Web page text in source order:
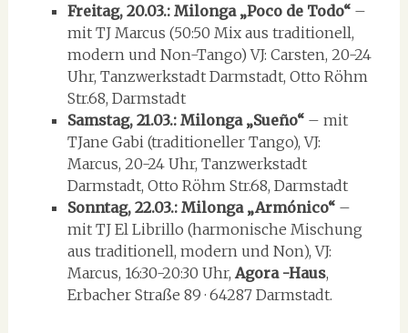
Freitag, 20.03.: Milonga „Poco de Todo“–
mit TJ Marcus (50:50 Mix aus traditionell,
modern und Non-Tango) VJ: Carsten, 20-24
Uhr, Tanzwerkstadt Darmstadt, Otto Röhm
Str.68, Darmstadt
Samstag, 21.03.: Milonga „Sueño“– mit
TJane Gabi (traditioneller Tango), VJ:
Marcus, 20-24 Uhr, Tanzwerkstadt
Darmstadt, Otto Röhm Str.68, Darmstadt
Sonntag, 22.03.: Milonga „Armónico“–
mit TJ El Librillo (harmonische Mischung
aus traditionell, modern und Non), VJ:
Marcus, 16:30-20:30 Uhr, Agora -Haus,
Erbacher Straße 89 · 64287 Darmstadt.